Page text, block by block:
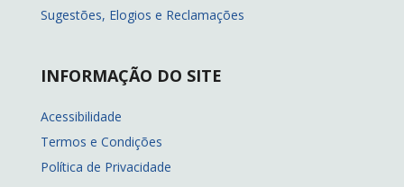
Sugestões, Elogios e Reclamações
INFORMAÇÃO DO SITE
Acessibilidade
Termos e Condições
Política de Privacidade